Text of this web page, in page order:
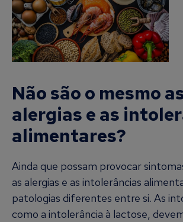
Não são o mesmo
alergias e as
alimentares?
Ainda que possam provocar
as alergias e as intolerâncias
patologias diferentes entre si. As
como a intolerância à lactose,